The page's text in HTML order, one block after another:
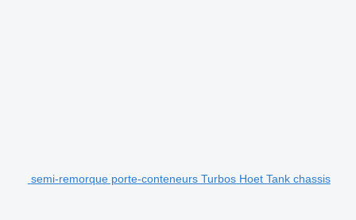
semi-remorque porte-conteneurs Turbos Hoet Tank chassis